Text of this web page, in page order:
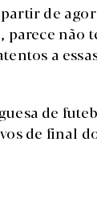
partir de
não
a
de
de final